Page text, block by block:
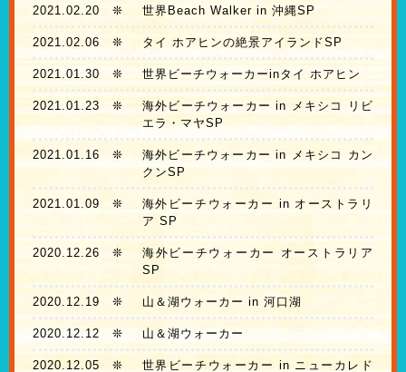
2021.02.20 ❊ 世界Beach Walker in 沖縄SP
2021.02.06 ❊ タイ ホアヒンの絶景アイランドSP
2021.01.30 ❊ 世界ビーチウォーカーinタイ ホアヒン
2021.01.23❊
海外ビーチウォーカー in メキシコ リビ
エラ・マヤSP
2021.01.16 ❊
海外ビーチウォーカー in メキシコ カン
クンSP
2021.01.09 ❊
海外ビーチウォーカー in オーストラリ
ア SP
2020.12.26 ❊
海外ビーチウォーカー オーストラリア
SP
2020.12.19 ❊ 山＆湖ウォーカー in 河口湖
2020.12.12 ❊ 山＆湖ウォーカー
2020.12.05 ❊ 世界ビーチウォーカー in ニューカレド